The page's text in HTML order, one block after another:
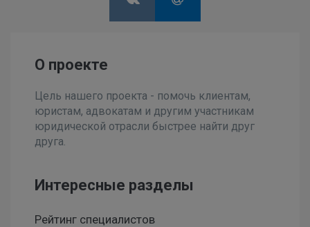
О проекте
Цель нашего проекта - помочь клиентам,
юристам, адвокатам и другим участникам
юридической отрасли быстрее найти друг
друга.
Интересные разделы
Рейтинг специалистов